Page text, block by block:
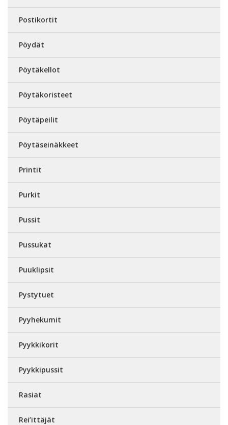
Postikortit
Pöydät
Pöytäkellot
Pöytäkoristeet
Pöytäpeilit
Pöytäseinäkkeet
Printit
Purkit
Pussit
Pussukat
Puuklipsit
Pystytuet
Pyyhekumit
Pyykkikorit
Pyykkipussit
Rasiat
Rei’ittäjät